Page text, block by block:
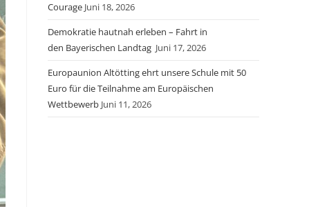
Courage Juni 18, 2026
Demokratie hautnah erleben – Fahrt in
den Bayerischen Landtag Juni 17, 2026
Europaunion Altötting ehrt unsere Schule mit 50
Euro für die Teilnahme am Europäischen
Wettbewerb Juni 11, 2026